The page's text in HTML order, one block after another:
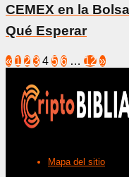
CEMEX en la
Qué Esperar
« 1 2 3 4 5 6 … 12 »
Mapa del sitio